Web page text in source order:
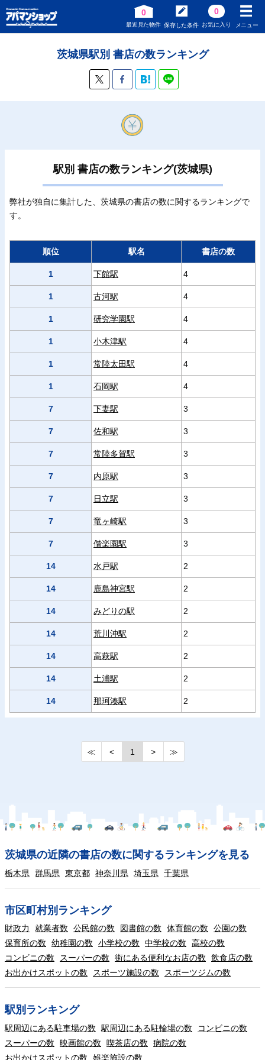
0
最近見た物件 保存した条件
0
お気に入り メニュー
茨城県駅別 書店の数ランキング
駅別 書店の数ランキング(茨城県)
弊社が独自に集計した、茨城県の書店の数に関するランキングで
す。
順位 駅名 書店の数
1 下館駅 4
1 古河駅 4
1 研究学園駅 4
1 小木津駅 4
1 常陸太田駅 4
1 石岡駅 4
7 下妻駅 3
7 佐和駅 3
7 常陸多賀駅 3
7 内原駅 3
7 日立駅 3
7 竜ヶ崎駅 3
7 偕楽園駅 3
14 水戸駅 2
14 鹿島神宮駅 2
14 みどりの駅 2
14 荒川沖駅 2
14 高萩駅 2
14 土浦駅 2
14 那珂湊駅 2
≪ < 1 > ≫
茨城県の近隣の書店の数に関するランキングを見る
栃木県 群馬県 東京都 神奈川県 埼玉県 千葉県
市区町村別ランキング
財政力 就業者数 公民館の数 図書館の数 体育館の数
公園の数
保育所の数
幼稚園の数 小学校の数 中学校の数
高校の数
コンビニの数
スーパーの数 街にある便利なお店の数
飲食店の数
お出かけスポットの数
スポーツ施設の数 スポーツジムの数
駅別ランキング
駅周辺にある駐車場の数 駅周辺にある駐輪場の数
コンビニの数
スーパーの数
映画館の数 喫茶店の数
病院の数
お出かけスポットの数
娯楽施設の数